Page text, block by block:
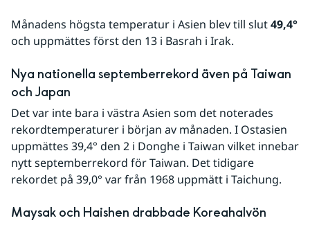
Månadens högsta temperatur i Asien blev till slut 49,4°
och uppmättes först den 13 i Basrah i Irak.
Nya nationella septemberrekord även på Taiwan
och Japan
Det var inte bara i västra Asien som det noterades
rekordtemperaturer i början av månaden. I Ostasien
uppmättes 39,4° den 2 i Donghe i Taiwan vilket innebar
nytt septemberrekord för Taiwan. Det tidigare
rekordet på 39,0° var från 1968 uppmätt i Taichung.
Maysak och Haishen drabbade Koreahalvön